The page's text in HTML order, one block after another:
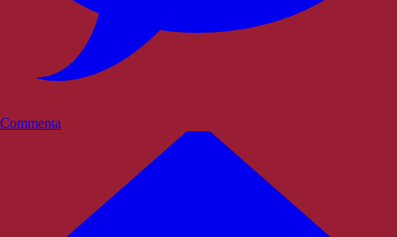
Commenta